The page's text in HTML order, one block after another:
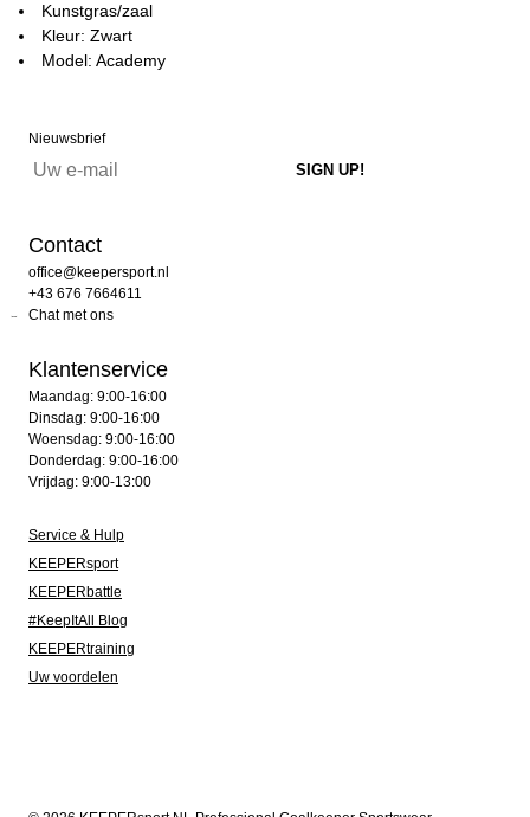
Kunstgras/zaal
Kleur: Zwart
Model: Academy
Nieuwsbrief
Contact
office@keepersport.nl
+43 676 7664611
Chat met ons
Klantenservice
Maandag: 9:00-16:00
Dinsdag: 9:00-16:00
Woensdag: 9:00-16:00
Donderdag: 9:00-16:00
Vrijdag: 9:00-13:00
Service & Hulp
KEEPERsport
KEEPERbattle
#KeepItAll Blog
KEEPERtraining
Uw voordelen